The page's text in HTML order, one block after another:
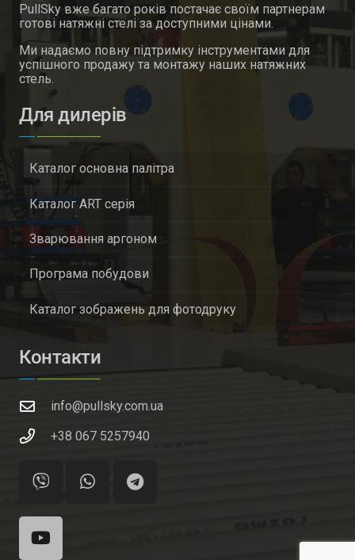
PullSky вже багато років постачає своїм партнерам
готові натяжні стелі за доступними цінами.
Ми надаємо повну підтримку інструментами для
успішного продажу та монтажу наших натяжних
стель.
Для дилерів
Каталог основна палітра
Каталог ART серія
Зварювання аргоном
Програма побудови
Каталог зображень для фотодруку
Контакти
info@pullsky.com.ua
+38 067 5257940